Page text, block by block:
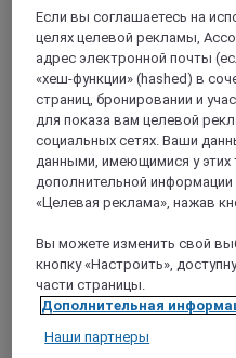
in Kakadu National Park.
this hotel is the perfect
significant natural
Falls, Gunlom Falls,
Cool off in the large
relaxing in between
feasting on Kakadu bush
Escarpment restaurant and
Rated 4,1 of 5
Если вы соглашаетесь на
целях целевой рекламы,
адрес электронной почты
«хеш-функции» (hashed) в
страниц, бронировании и
для показа вам целевой
социальных сетях. Ваши
данными, имеющимися у этих
дополнительной
«Целевая реклама», нажав
Вы можете изменить свой
кнопку «Настроить»,
части страницы.
Дополнительная
Наши партнеры